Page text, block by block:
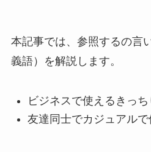
本記事では、参照するの言
義語）を解説します。
ビジネスで使えるきっ
友達同士でカジュアル